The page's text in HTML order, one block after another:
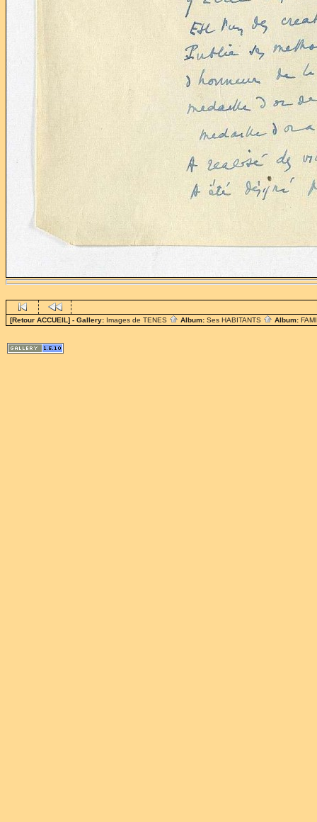
[Retour ACCUEIL] - Gallery: Images de TENES Album: Ses HABITANTS Album: